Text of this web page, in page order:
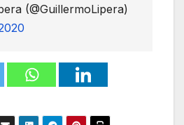
(@GuillermoLipera)